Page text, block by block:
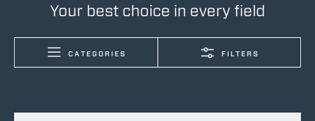
Your best choice in every field
CATEGORIES FILTERS